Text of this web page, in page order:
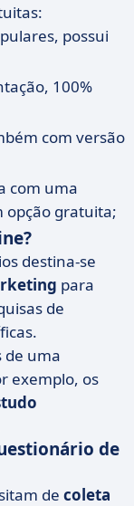
possui
100%
com versão
com uma
opção gratuita;
destina-se
para
de
de uma
exemplo, os
de
de coleta